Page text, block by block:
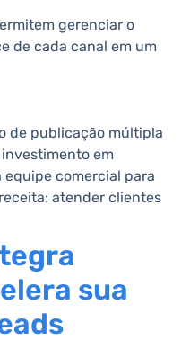
gerenciar o
de cada canal em um
de publicação múltipla
em
comercial para
atender clientes
sua